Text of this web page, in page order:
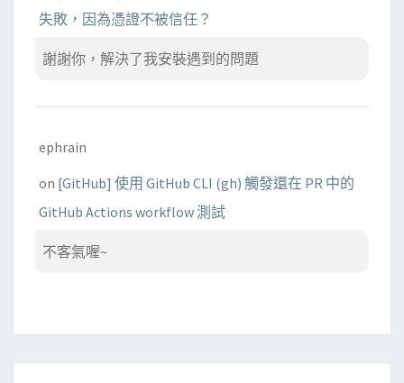
失敗，因為憑證不被信任？
謝謝你，解決了我安裝遇到的問題
ephrain
on [GitHub] 使用 GitHub CLI (gh) 觸發還在 PR 中的
GitHub Actions workflow 測試
不客氣喔~